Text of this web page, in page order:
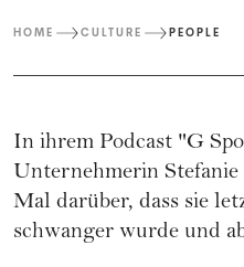
HOME CULTURE PEOPLE
In ihrem Podcast "G
Unternehmerin
Mal darüber, dass sie
schwanger wurde und